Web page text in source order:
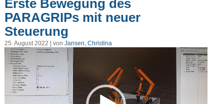
Erste Bewegung des
PARAGRIPs mit neuer
Steuerung
25. August 2022 | von Jansen, Christina
Video-
Player